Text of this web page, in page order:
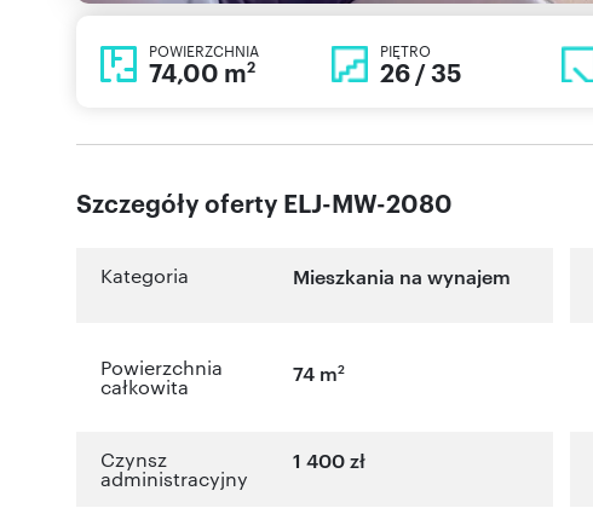
POWIERZCHNIA
74,00 m2
PIĘTRO
26 / 35
Szczegóły oferty ELJ-MW-2080
Kategoria Mieszkania na wynajem
Powierzchnia
całkowita
74 m2
Czynsz
administracyjny
1 400 zł